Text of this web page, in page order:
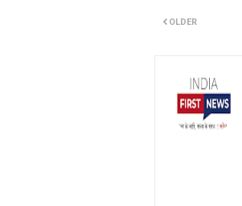
OLDER